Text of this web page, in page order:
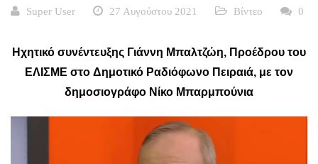
Super User 27 Αυγούστου 2021 Βίντεο 0
Ηχητικό συνέντευξης Γιάννη Μπαλτζώη, Προέδρου του
ΕΛΙΣΜΕ στο Δημοτικό Ραδιόφωνο Πειραιά, με τον
δημοσιογράφο Νίκο Μπαρμπούνια